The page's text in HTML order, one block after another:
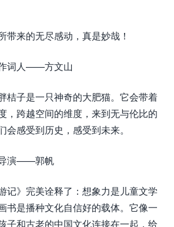
带来的无尽感动，真是妙哉！
词人——方文山
桔子是一只神奇的大肥猫。它会带着
，跨越空间的维度，来到无与伦比的
会感受到历史，感受到未来。
导演——郭帆
记》完美诠释了：想象力是儿童文学
书是播种文化自信好的载体。它像一
子和古老的中国文化连接在一起，给